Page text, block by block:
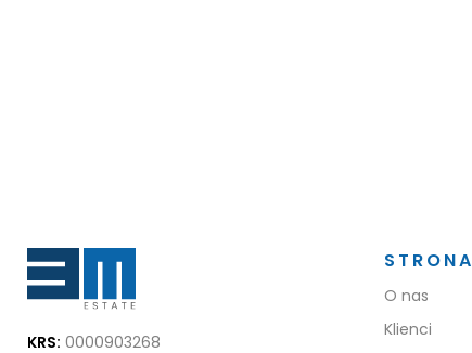
KRS: 0000903268
STRONA
O nas
Klienci